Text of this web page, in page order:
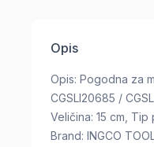
Opis
Opis: Pogodna za
CGSLI20685 /
Veličina: 15 cm,
Brand: INGCO